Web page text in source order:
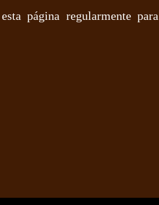
página regularmente para